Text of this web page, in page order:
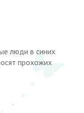
люди в синих
прохожих